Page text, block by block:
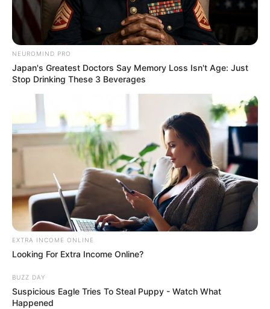
NEUROMIND PRO
Japan's Greatest Doctors Say Memory Loss Isn't Age: Just
Stop Drinking These 3 Beverages
EXTRA INCOME ONLINE
Looking For Extra Income Online?
BUZZ DAY
Suspicious Eagle Tries To Steal Puppy - Watch What
Happened